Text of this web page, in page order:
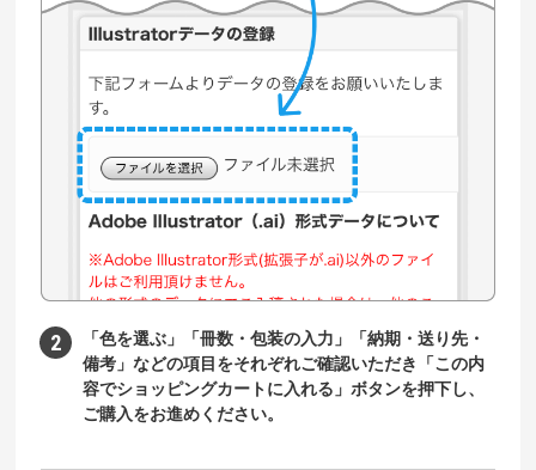
「色を選ぶ」「冊数・包装の入力」「納期・送り先・
備考」などの項目をそれぞれご確認いただき「この内
容でショッピングカートに入れる」ボタンを押下し、
ご購入をお進めください。